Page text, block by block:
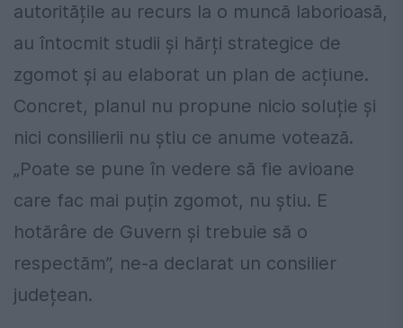
autoritățile au recurs la o muncă laborioasă,
au întocmit studii și hărți strategice de
zgomot și au elaborat un plan de acțiune.
Concret, planul nu propune nicio soluție și
nici consilierii nu știu ce anume votează.
„Poate se pune în vedere să fie avioane
care fac mai puțin zgomot, nu știu. E
hotărâre de Guvern și trebuie să o
respectăm”, ne-a declarat un consilier
județean.